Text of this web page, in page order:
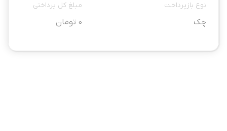
نوع بازپرداخت
چک
مبلغ کل پرداختی
0 تومان